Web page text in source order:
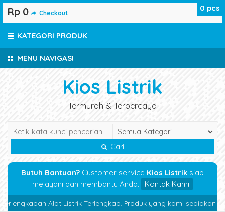
MENU NAVIGASI
Kios Listrik
Termurah & Terpercaya
Cari
Butuh Bantuan? Customer service Kios Listrik siap
melayani dan membantu Anda.
Kontak Kami
Alat Listrik Terlengkap. Produk yang kami sediakan
0 pcs
Rp 0 Checkout
KATEGORI PRODUK